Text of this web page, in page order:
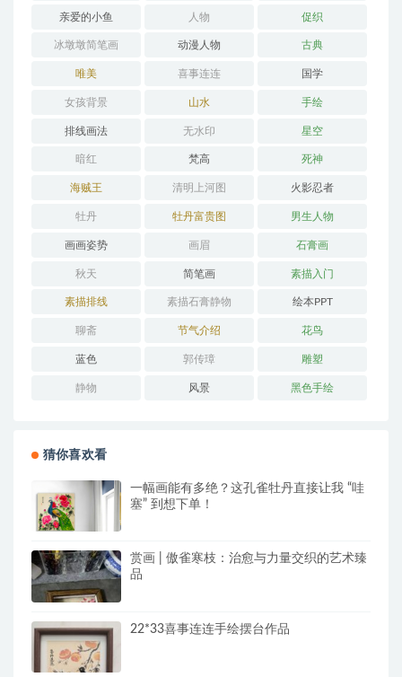
亲爱的小鱼 人物 促织
冰墩墩简笔画 动漫人物 古典
唯美 喜事连连 国学
女孩背景 山水 手绘
排线画法 无水印 星空
暗红 梵高 死神
海贼王 清明上河图 火影忍者
牡丹 牡丹富贵图 男生人物
画画姿势 画眉 石膏画
秋天 简笔画 素描入门
素描排线 素描石膏静物 绘本PPT
聊斋 节气介绍 花鸟
蓝色 郭传璋 雕塑
静物 风景 黑色手绘
猜你喜欢看
一幅画能有多绝？这孔雀牡丹直接让我 “哇
塞” 到想下单！
赏画 | 傲雀寒枝：治愈与力量交织的艺术臻
品
22*33喜事连连手绘摆台作品